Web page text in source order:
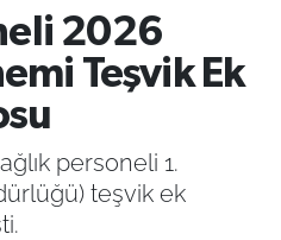
2026
Teşvik Ek
personeli 1.
teşvik ek
ve Fikstür